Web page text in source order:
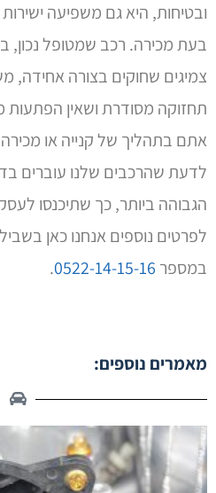
ובטיחות, היא גם משפיעה
בעת מכירה. רכב שמטופל נכון,
צמיגים שחוקים בצורה אחידה,
תחזוקה מסודרת ושאין
אתם בתהליך של קנייה או
לדעת שהרכבים שלנו עוברים
הגבוהה ביותר, כך שתיכנסו
לפרטים נוספים אנחנו כאן
במספר0522-14-15-16
.
מאמרים נוספים: